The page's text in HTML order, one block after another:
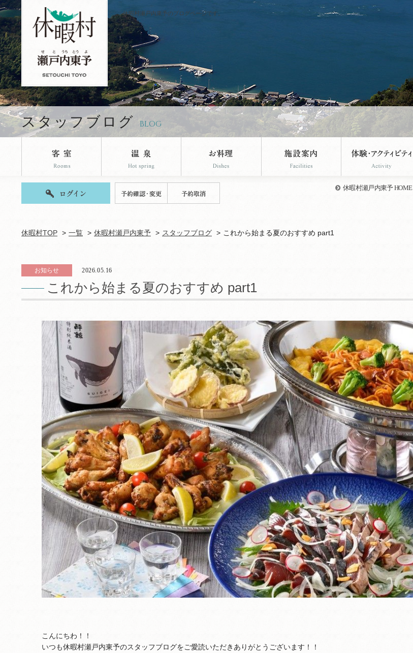
休暇村瀬戸内東予のブログページです。
スタッフブログ BLOG
休暇村瀬戸内東予 HOME
休暇村TOP 一覧 休暇村瀬戸内東予 スタッフブログ これから始まる夏のおすすめ part1
お知らせ 2026.05.16
これから始まる夏のおすすめ part1
こんにちわ！！
いつも休暇村瀬戸内東予のスタッフブログをご愛読いただきありがとうございます！！